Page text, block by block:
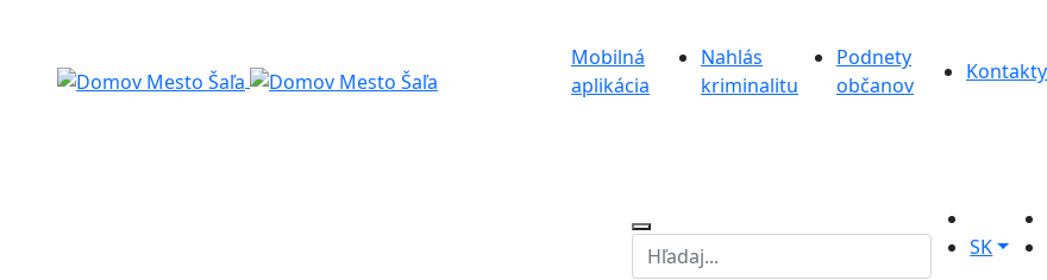
Mobilná
aplikácia
Nahlás
kriminalitu
Podnety
občanov
Kontakty
SK